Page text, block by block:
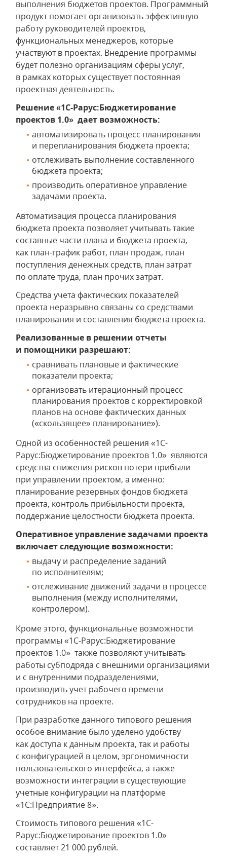
выполнения бюджетов проектов. Программный
продукт помогает организовать эффективную
работу руководителей проектов,
функциональных менеджеров, которые
участвуют в проектах. Внедрение программы
будет полезно организациям сферы услуг,
в рамках которых существует постоянная
проектная деятельность.
Решение «1C-Рарус:Бюджетирование
проектов 1.0» дает возможность:
автоматизировать процесс планирования
и перепланирования бюджета проекта;
отслеживать выполнение составленного
бюджета проекта;
производить оперативное управление
задачами проекта.
Автоматизация процесса планирования
бюджета проекта позволяет учитывать такие
составные части плана и бюджета проекта,
как план-график работ, план продаж, план
поступления денежных средств, план затрат
по оплате труда, план прочих затрат.
Средства учета фактических показателей
проекта неразрывно связаны со средствами
планирования и составления бюджета проекта.
Реализованные в решении отчеты
и помощники разрешают:
сравнивать плановые и фактические
показатели проекта;
организовать итерационный процесс
планирования проектов с корректировкой
планов на основе фактических данных
(«скользящее» планирование»).
Одной из особенностей решения «1С-
Рарус:Бюджетирование проектов 1.0» являются
средства снижения рисков потери прибыли
при управлении проектом, а именно:
планирование резервных фондов бюджета
проекта, контроль прибыльности проекта,
поддержание целостности бюджета проекта.
Оперативное управление задачами проекта
включает следующие возможности:
выдачу и распределение заданий
по исполнителям;
отслеживание движений задачи в процессе
выполнения (между исполнителями,
контролером).
Кроме этого, функциональные возможности
программы «1С-Рарус:Бюджетирование
проектов 1.0» также позволяют учитывать
работы субподряда с внешними организациями
и с внутренними подразделениями,
производить учет рабочего времени
сотрудников на проекте.
При разработке данного типового решения
особое внимание было уделено удобству
как доступа к данным проекта, так и работы
с конфигурацией в целом, эргономичности
пользовательского интерфейса, а также
возможности интеграции в существующие
учетные конфигурации на платформе
«1С:Предприятие 8».
Стоимость типового решения «1С-
Рарус:Бюджетирование проектов 1.0»
составляет 21 000 рублей.